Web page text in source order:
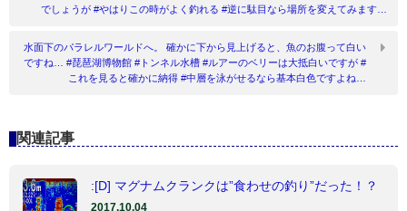
でしょうが #やはりこの時がよく釣れる #逆に駄目なら場所を変えてみます…
水面下のパラレルワールドへ。 確かに下から見上げると、魚のお腹って白い
ですね… #琵琶湖博物館 #トンネル水槽 #ルアーのベリーは大抵白いですが #
これを見ると確かに納得 #中層を泳がせるなら基本白色ですよね…
関連記事
:[D] マグナムクランクは”食わせの釣り”だった！？
2017.10.04